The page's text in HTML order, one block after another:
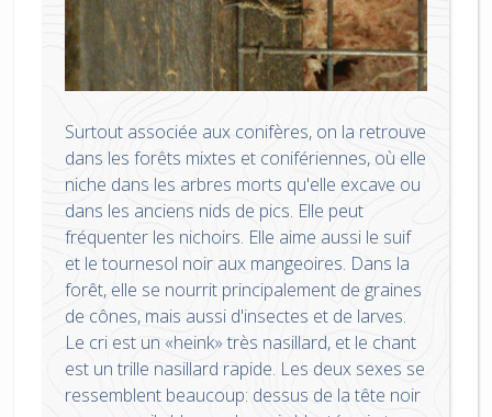
Surtout associée aux conifères, on la retrouve
dans les forêts mixtes et conifériennes, où elle
niche dans les arbres morts qu'elle excave ou
dans les anciens nids de pics. Elle peut
fréquenter les nichoirs. Elle aime aussi le suif
et le tournesol noir aux mangeoires. Dans la
forêt, elle se nourrit principalement de graines
de cônes, mais aussi d'insectes et de larves.
Le cri est un «heink» très nasillard, et le chant
est un trille nasillard rapide. Les deux sexes se
ressemblent beaucoup: dessus de la tête noir